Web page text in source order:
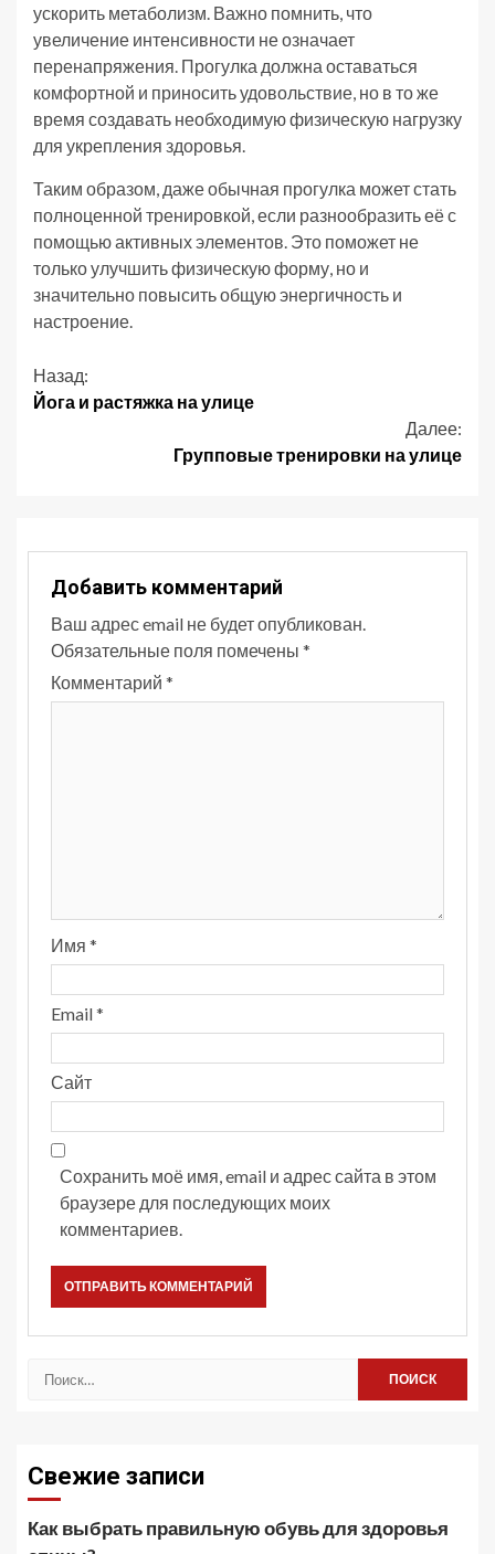
ускорить метаболизм. Важно помнить, что
увеличение интенсивности не означает
перенапряжения. Прогулка должна оставаться
комфортной и приносить удовольствие, но в то же
время создавать необходимую физическую нагрузку
для укрепления здоровья.
Таким образом, даже обычная прогулка может стать
полноценной тренировкой, если разнообразить её с
помощью активных элементов. Это поможет не
только улучшить физическую форму, но и
значительно повысить общую энергичность и
настроение.
Продолжить
чтение
Назад:
Йога и растяжка на улице
Далее:
Групповые тренировки на улице
Добавить комментарий
Ваш адрес email не будет опубликован.
Обязательные поля помечены *
Комментарий *
Имя *
Email*
Сайт
Сохранить моё имя, email и адрес сайта в этом
браузере для последующих моих
комментариев.
Найти:
Свежие записи
Как выбрать правильную обувь для здоровья